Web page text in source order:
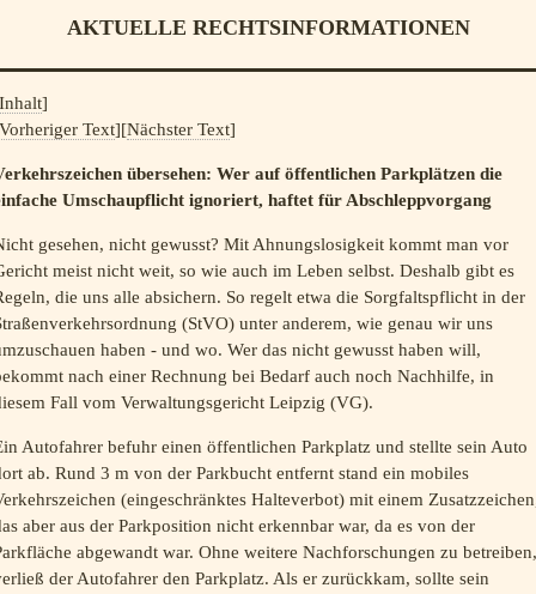
AKTUELLE RECHTSINFORMATIONEN
]
Text][Nächster Text]
übersehen: Wer auf öffentlichen Parkplätzen die
Umschaupflicht ignoriert, haftet für Abschleppvorgang
gesehen, nicht gewusst? Mit Ahnungslosigkeit kommt man vor
meist nicht weit, so wie auch im Leben selbst. Deshalb gibt es
die uns alle absichern. So regelt etwa die Sorgfaltspflicht in der
(StVO) unter anderem, wie genau wir uns
haben - und wo. Wer das nicht gewusst haben will,
nach einer Rechnung bei Bedarf auch noch Nachhilfe, in
Fall vom Verwaltungsgericht Leipzig (VG).
Autofahrer befuhr einen öffentlichen Parkplatz und stellte sein Auto
ab. Rund 3 m von der Parkbucht entfernt stand ein mobiles
(eingeschränktes Halteverbot) mit einem
aber aus der Parkposition nicht erkennbar war, da es von der
abgewandt war. Ohne weitere Nachforschungen zu betreiben,
der Autofahrer den Parkplatz. Als er zurückkam, sollte sein